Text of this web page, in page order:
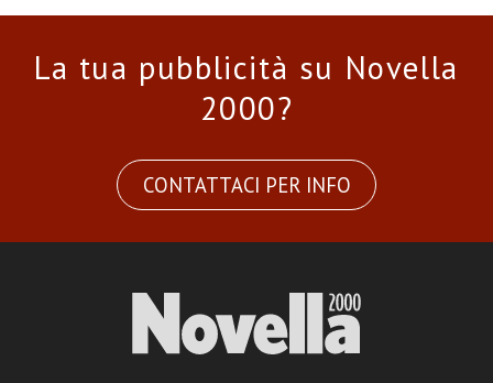
La tua pubblicità su Novella
2000?
CONTATTACI PER INFO